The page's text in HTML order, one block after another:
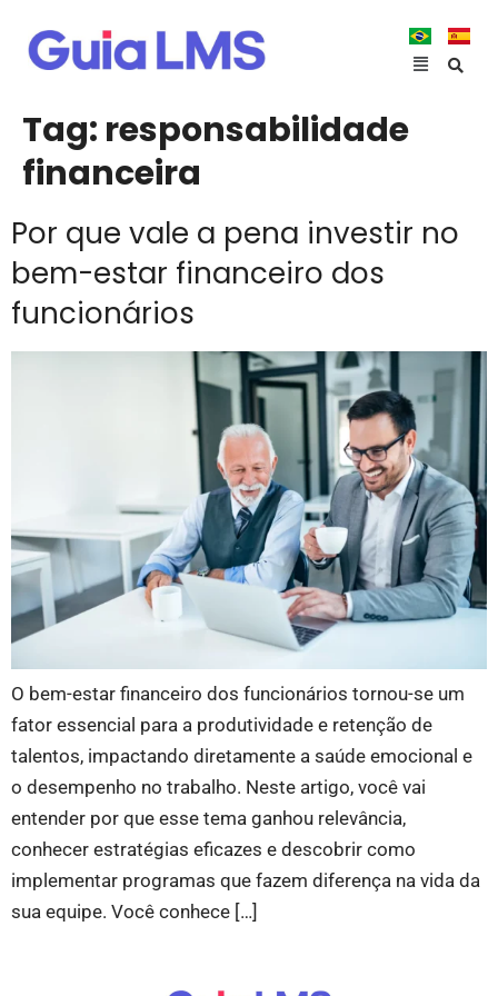
Tag: responsabilidade
financeira
Por que vale a pena investir no
bem-estar financeiro dos
funcionários
O bem-estar financeiro dos funcionários tornou-se um
fator essencial para a produtividade e retenção de
talentos, impactando diretamente a saúde emocional e
o desempenho no trabalho. Neste artigo, você vai
entender por que esse tema ganhou relevância,
conhecer estratégias eficazes e descobrir como
implementar programas que fazem diferença na vida da
sua equipe. Você conhece […]